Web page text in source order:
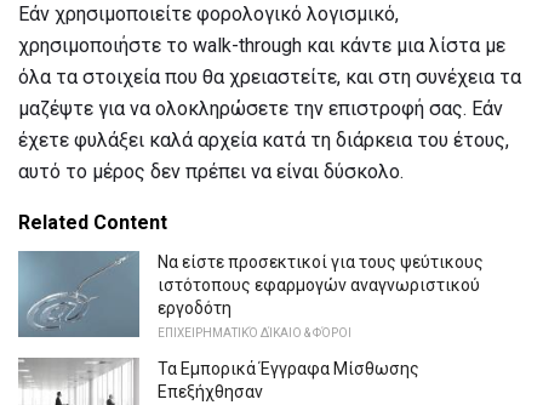
Εάν χρησιμοποιείτε φορολογικό λογισμικό,
χρησιμοποιήστε το walk-through και κάντε μια λίστα με
όλα τα στοιχεία που θα χρειαστείτε, και στη συνέχεια τα
μαζέψτε για να ολοκληρώσετε την επιστροφή σας. Εάν
έχετε φυλάξει καλά αρχεία κατά τη διάρκεια του έτους,
αυτό το μέρος δεν πρέπει να είναι δύσκολο.
Related Content
Να είστε προσεκτικοί για τους ψεύτικους
ιστότοπους εφαρμογών αναγνωριστικού
εργοδότη
ΕΠΙΧΕΙΡΗΜΑΤΙΚΌ ΔΊΚΑΙΟ & ΦΌΡΟΙ
Τα Εμπορικά Έγγραφα Μίσθωσης
Επεξήχθησαν